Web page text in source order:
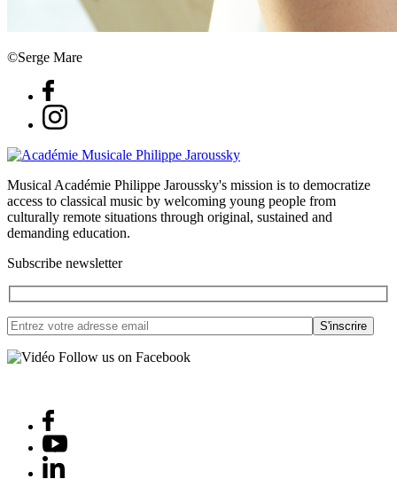
©Serge Mare
Musical Académie Philippe Jaroussky's mission is to democratize
access to classical music by welcoming young people from
culturally remote situations through original, sustained and
demanding education.
Subscribe newsletter
Follow us on Facebook